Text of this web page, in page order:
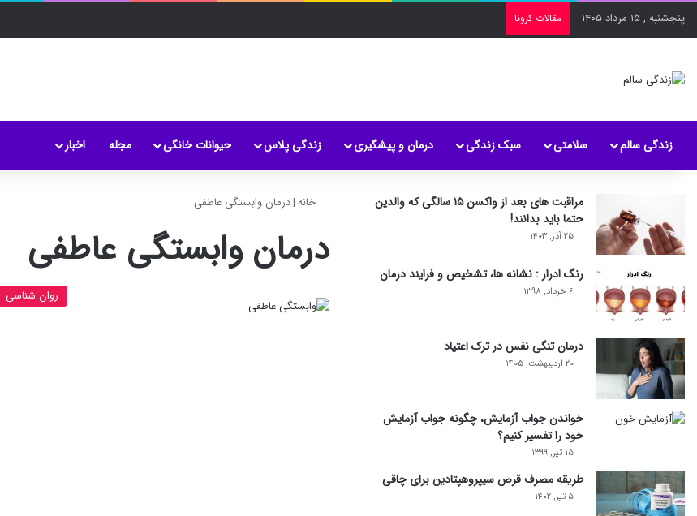
پنجشنبه , ۱۵ مرداد ۱۴۰۵ مقالات کرونا
زندگی سالم سلامتی سبک زندگی درمان و پیشگیری زندگی پلاس حیوانات خانگی مجله اخبار
خانه|درمان وابستگی عاطفی
درمان وابستگی عاطفی
روان شناسی
مراقبت های بعد از واکسن ۱۵ سالگی که والدین
حتما باید بدانند!
۲۵ آذر, ۱۴۰۳
رنگ ادرار : نشانه ها، تشخیص و فرایند درمان
۶ خرداد, ۱۳۹۸
درمان تنگی نفس در ترک اعتیاد
۲۰ اردیبهشت, ۱۴۰۵
خواندن جواب آزمایش، چگونه جواب آزمایش
خود را تفسیر کنیم؟
۱۵ تیر, ۱۳۹۹
طریقه مصرف قرص سیپروهپتادین برای چاقی
۵ تیر, ۱۴۰۲